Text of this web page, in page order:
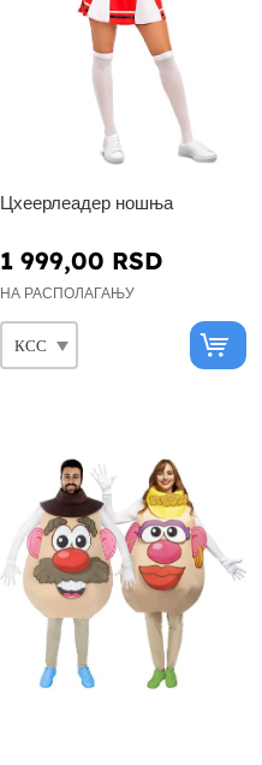
Цхеерлеадер ношња
1 999,00 RSD
НА РАСПОЛАГАЊУ